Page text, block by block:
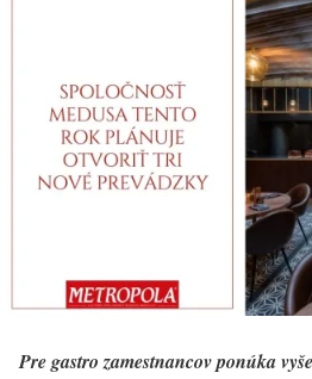
Pre gastro zamestnancov ponúka